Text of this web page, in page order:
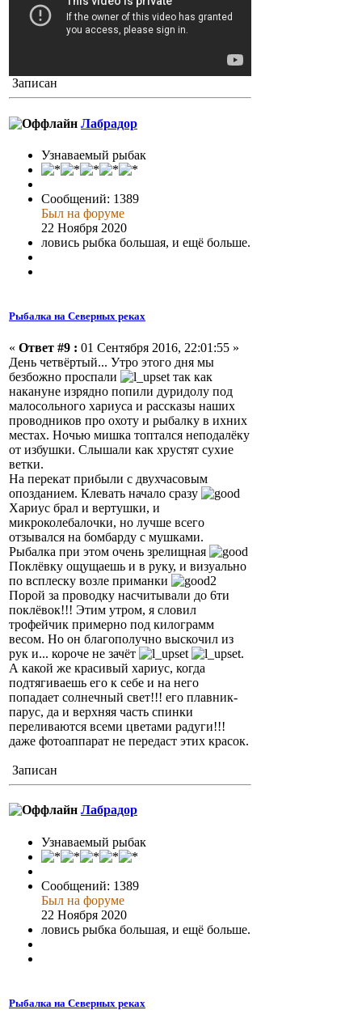
Записан
Лабрадор
Узнаваемый рыбак
Сообщений: 1389
Был на форуме
22 Ноября 2020
ловись рыбка большая, и ещё больше.
Рыбалка на Северных реках
« Ответ #9 : 01 Сентября 2016, 22:01:55 »
День четвёртый... Утро этого дня мы
безбожно проспали
так как
накануне изрядно попили дуридолу под
малосольного хариуса и рассказы наших
проводников про охоту и рыбалку в ихних
местах. Ночью мишка топтался неподалёку
от избушки. Слышали как хрустят сухие
ветки.
На перекат прибыли с двухчасовым
опозданием. Клевать начало сразу
Хариус брал и вертушки, и
микроколебалочки, но лучше всего
отзывался на бомбарду с мушками.
Рыбалка при этом очень зрелищная
Поклёвку ощущаешь и в руку, и визуально
по всплеску возле приманки
Порой за проводку насчитывали до 6ти
поклёвок!!! Этим утром, я словил
трофейчик примерно под килограмм
весом. Но он благополучно выскочил из
рук и... короче не зачёт
.
А какой же красивый хариус, когда
подтягиваешь его к себе и на него
попадает солнечный свет!!! его плавник-
парус, да и верхняя часть спинки
переливаются всеми цветами радуги!!!
даже фотоаппарат не передаст этих красок.
Записан
Лабрадор
Узнаваемый рыбак
Сообщений: 1389
Был на форуме
22 Ноября 2020
ловись рыбка большая, и ещё больше.
Рыбалка на Северных реках